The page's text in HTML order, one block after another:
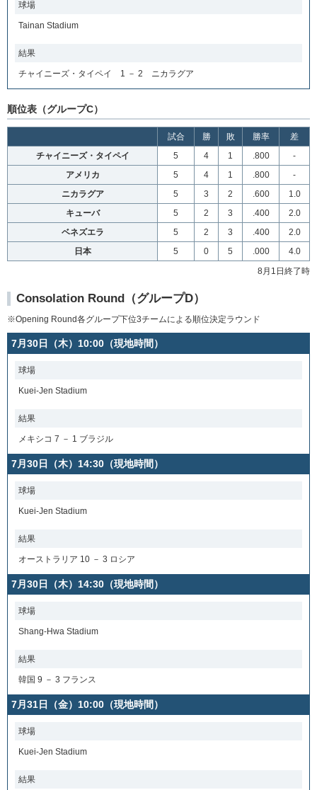
球場
Tainan Stadium
結果
チャイニーズ・タイペイ 1 － 2 ニカラグア
順位表（グループC）
試合 勝 敗 勝率
差
チャイニーズ・タイペイ
5 4 1 .800
-
アメリカ
5 4 1 .800
-
ニカラグア
5 3 2 .600
1.0
キューバ
5 2 3 .400
2.0
ベネズエラ
5 2 3 .400
2.0
日本
5 0 5 .000
4.0
8月1日終了時
Consolation Round（グループD）
※Opening Round各グループ下位3チームによる順位決定ラウンド
7月30日（木）10:00（現地時間）
球場
Kuei-Jen Stadium
結果
メキシコ 7 － 1 ブラジル
7月30日（木）14:30（現地時間）
球場
Kuei-Jen Stadium
結果
オーストラリア 10 － 3 ロシア
7月30日（木）14:30（現地時間）
球場
Shang-Hwa Stadium
結果
韓国 9 － 3 フランス
7月31日（金）10:00（現地時間）
球場
Kuei-Jen Stadium
結果